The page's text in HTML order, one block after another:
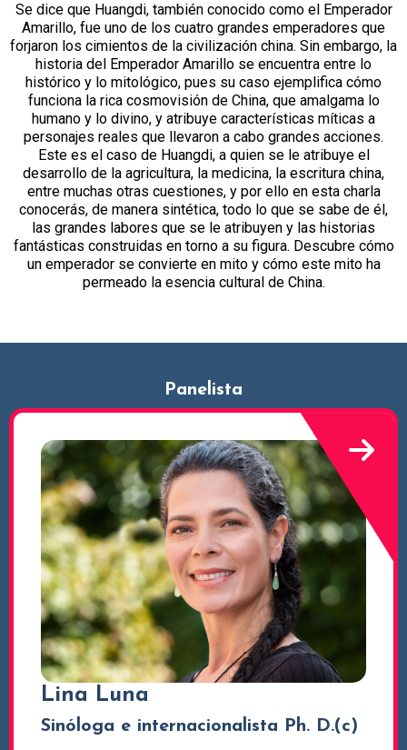
Se dice que Huangdi, también conocido como el Emperador
Amarillo, fue uno de los cuatro grandes emperadores que
forjaron los cimientos de la civilización china. Sin embargo, la
historia del Emperador Amarillo se encuentra entre lo
histórico y lo mitológico, pues su caso ejemplifica cómo
funciona la rica cosmovisión de China, que amalgama lo
humano y lo divino, y atribuye características míticas a
personajes reales que llevaron a cabo grandes acciones.
Este es el caso de Huangdi, a quien se le atribuye el
desarrollo de la agricultura, la medicina, la escritura china,
entre muchas otras cuestiones, y por ello en esta charla
conocerás, de manera sintética, todo lo que se sabe de él,
las grandes labores que se le atribuyen y las historias
fantásticas construidas en torno a su figura. Descubre cómo
un emperador se convierte en mito y cómo este mito ha
permeado la esencia cultural de China.
Panelista
Lina Luna
Sinóloga e internacionalista Ph. D.(c)